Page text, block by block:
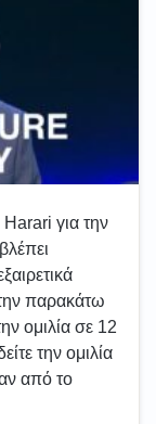
για την
παρακάτω
ομιλία σε 12
την ομιλία
από το